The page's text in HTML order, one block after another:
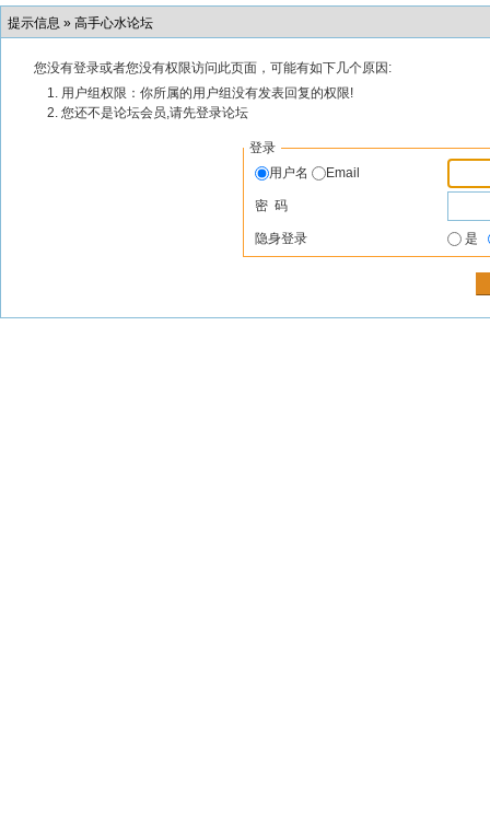
提示信息 » 高手心水论坛
您没有登录或者您没有权限访问此页面，可能有如下几个原因:
用户组权限：你所属的用户组没有发表回复的权限!
您还不是论坛会员,请先登录论坛
登录
用户名
Email
密 码
隐身登录 是